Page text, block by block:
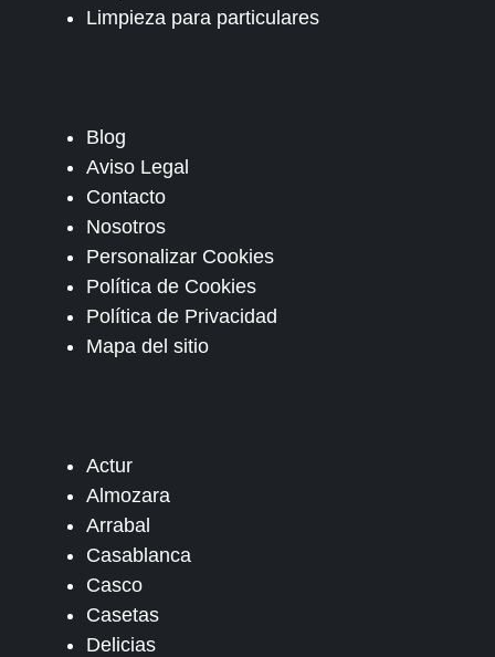
Limpieza para particulares
Blog
Aviso Legal
Contacto
Nosotros
Personalizar Cookies
Política de Cookies
Política de Privacidad
Mapa del sitio
Actur
Almozara
Arrabal
Casablanca
Casco
Casetas
Delicias